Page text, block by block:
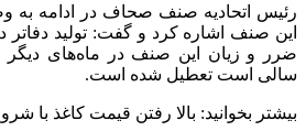
رئیس اتحادیه صنف صحاف در ادامه به
این صنف اشاره کرد و گفت:‌ تولید دفاتر
ضرر و زیان این صنف در ماه‌های دیگر
سالی است تعطیل شده است.
بیشتر بخوانید: بالا رفتن قیمت کاغذ با